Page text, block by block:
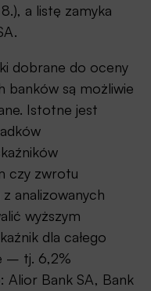
a listę zamyka
dobrane do oceny
banków są możliwie
Istotne jest
czy zwrotu
z analizowanych
wyższym
dla całego
– tj. 6,2%
Alior Bank SA, Bank